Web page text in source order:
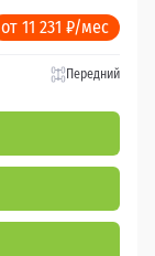
от 11 231 ₽/мес
Передний